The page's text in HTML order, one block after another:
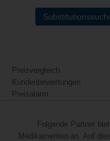
Preisvergleich
Kundenbewertungen
Preisalarm
Folgende Partner
Medikamenten an. Auf